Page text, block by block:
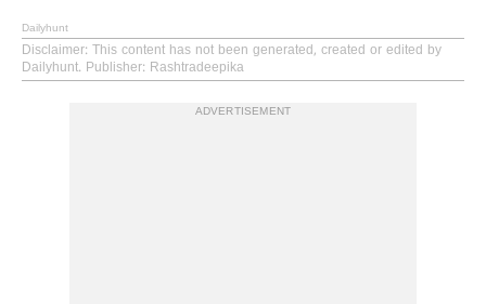
Dailyhunt
Disclaimer: This content has not been generated, created or edited by
Dailyhunt. Publisher: Rashtradeepika
ADVERTISEMENT